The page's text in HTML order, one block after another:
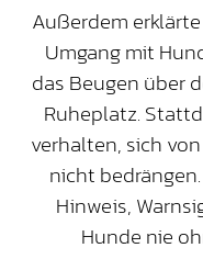
Außerdem
Umgang mit
das Beugen über
Ruheplatz.
verhalten, sich
nicht
Hinweis,
Hunde nie